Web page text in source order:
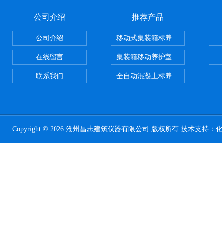
公司介绍
公司介绍
在线留言
联系我们
推荐产品
移动式集装箱标养室 养护室设备
集装箱移动养护室 标养室
全自动混凝土标养室恒温恒湿设备
Copyright © 2026 沧州昌志建筑仪器有限公司 版权所有 技术支持：